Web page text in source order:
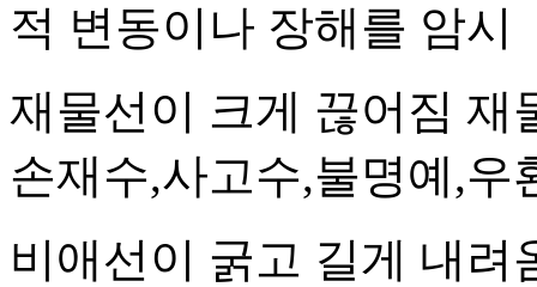
적 변동이나 장해를 암시
재물선이 크게 끊어짐 재
손재수,사고수,불명예,우
비애선이 굵고 길게 내려